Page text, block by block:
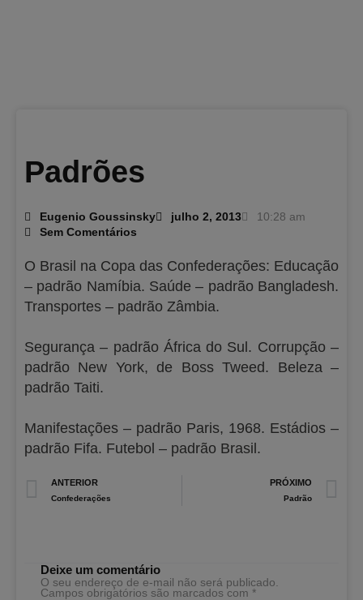
Padrões
Eugenio Goussinsky julho 2, 2013
10:28 am
Sem Comentários
O Brasil na Copa das Confederações: Educação
– padrão Namíbia. Saúde – padrão Bangladesh.
Transportes – padrão Zâmbia.
Segurança – padrão África do Sul. Corrupção –
padrão New York, de Boss Tweed. Beleza –
padrão Taiti.
Manifestações – padrão Paris, 1968. Estádios –
padrão Fifa. Futebol – padrão Brasil.
Prev
ANTERIOR
Confederações
PRÓXIMO
Padrão
Deixe um comentário
O seu endereço de e-mail não será publicado.
Campos obrigatórios são marcados com *